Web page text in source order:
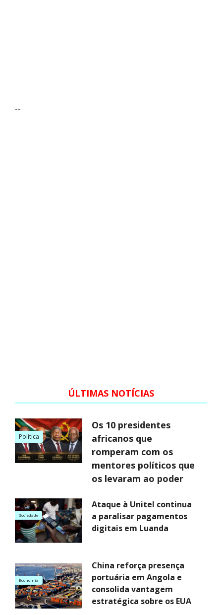
--
ÚLTIMAS NOTÍCIAS
Politica
Os 10 presidentes
africanos que
romperam com os
mentores políticos que
os levaram ao poder
Sociedade
Ataque à Unitel continua
a paralisar pagamentos
digitais em Luanda
Economia
China reforça presença
portuária em Angola e
consolida vantagem
estratégica sobre os EUA